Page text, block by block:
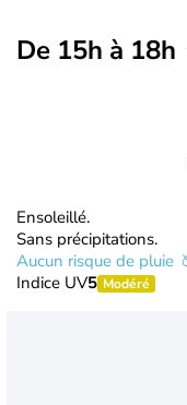
De 15h à 18h
Ensoleillé.
Sans précipitations.
Aucun risque de pluie
Indice UV5 Modéré